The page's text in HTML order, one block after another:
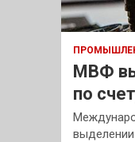
МВФ
по
выделении